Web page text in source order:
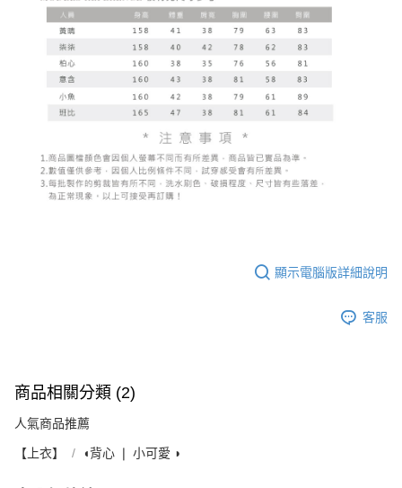
顯示電腦版詳細說明
客服
商品相關分類 (2)
人氣商品推薦
【上衣】 ◖背心 ❘ 小可愛 ◗